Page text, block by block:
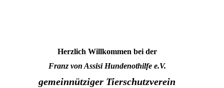
Herzlich Willkommen bei der
Franz von Assisi Hundenothilfe e.V.
gemeinnütziger Tierschutzverein